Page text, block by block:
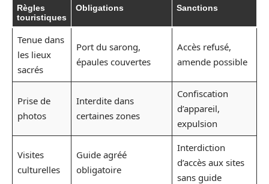
Règles
touristiques
Obligations Sanctions
Tenue dans
les lieux
sacrés
Port du sarong,
épaules couvertes
Accès refusé,
amende possible
Prise de
photos
Interdite dans
certaines zones
Confiscation
d’appareil,
expulsion
Visites
culturelles
Guide agréé
obligatoire
Interdiction
d’accès aux sites
sans guide